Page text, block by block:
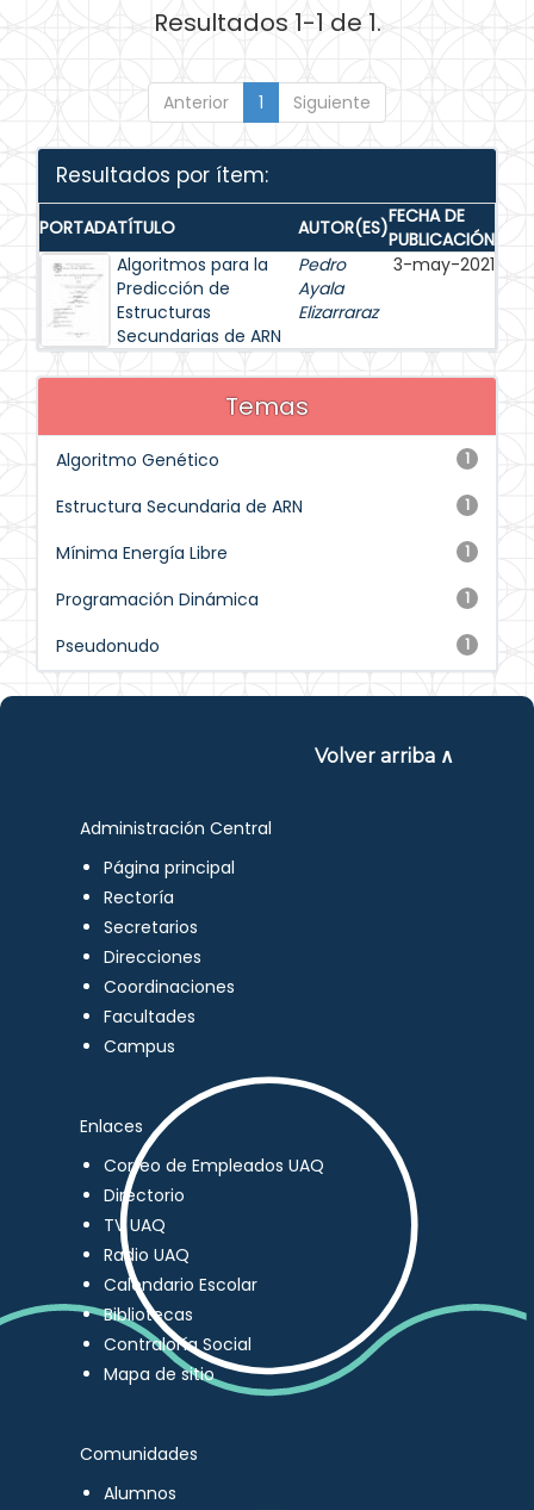
Resultados 1-1 de 1.
Anterior 1 Siguiente
Resultados por ítem:
PORTADATÍTULO AUTOR(ES)FECHA DE
PUBLICACIÓN
Algoritmos para la
Predicción de
Estructuras
Secundarias de ARN
Pedro
Ayala
Elizarraraz
3-may-2021
Temas
1
Algoritmo Genético
1
Estructura Secundaria de ARN
1
Mínima Energía Libre
1
Programación Dinámica
1
Pseudonudo
Volver arriba ∧
Administración Central
Página principal
Rectoría
Secretarios
Direcciones
Coordinaciones
Facultades
Campus
Enlaces
Correo de Empleados UAQ
Directorio
TV UAQ
Radio UAQ
Calendario Escolar
Bibliotecas
Contraloría Social
Mapa de sitio
Comunidades
Alumnos